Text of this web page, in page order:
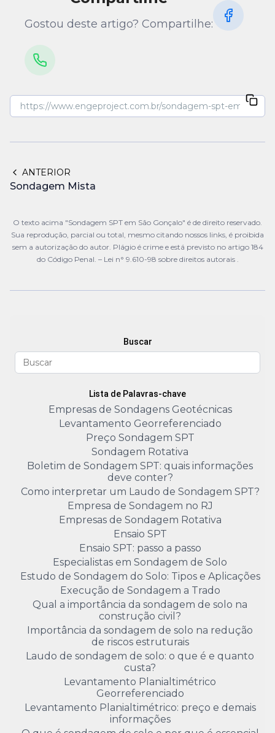
Gostou deste artigo? Compartilhe:
ANTERIOR
Sondagem Mista
O texto acima "Sondagem SPT em São Gonçalo" é de direito reservado.
Sua reprodução, parcial ou total, mesmo citando nossos links, é proibida
sem a autorização do autor. Plágio é crime e está previsto no artigo 184
do Código Penal. – Lei n° 9.610-98 sobre direitos autorais .
Buscar
Lista de Palavras-chave
Empresas de Sondagens Geotécnicas
Levantamento Georreferenciado
Preço Sondagem SPT
Sondagem Rotativa
Boletim de Sondagem SPT: quais informações
deve conter?
Como interpretar um Laudo de Sondagem SPT?
Empresa de Sondagem no RJ
Empresas de Sondagem Rotativa
Ensaio SPT
Ensaio SPT: passo a passo
Especialistas em Sondagem de Solo
Estudo de Sondagem do Solo: Tipos e Aplicações
Execução de Sondagem a Trado
Qual a importância da sondagem de solo na
construção civil?
Importância da sondagem de solo na redução
de riscos estruturais
Laudo de sondagem de solo: o que é e quanto
custa?
Levantamento Planialtimétrico
Georreferenciado
Levantamento Planialtimétrico: preço e demais
informações